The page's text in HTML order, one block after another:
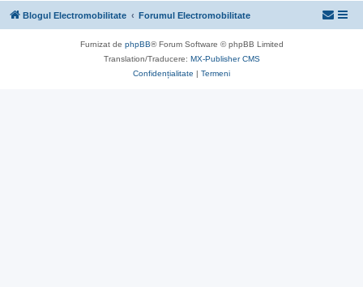
Blogul Electromobilitate Forumul Electromobilitate
Furnizat de phpBB® Forum Software © phpBB Limited
Translation/Traducere: MX-Publisher CMS
Confidențialitate | Termeni